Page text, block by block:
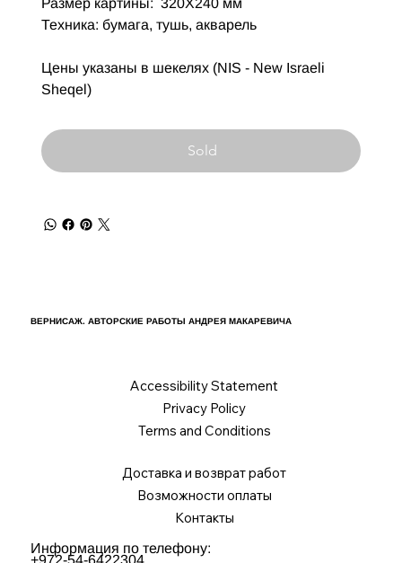
Размер картины: 320X240 мм
Техника: бумага, тушь, акварель
Цены указаны в шекелях (NIS - New Israeli
Sheqel)
Sold
ВЕРНИСАЖ. АВТОРСКИЕ РАБОТЫ АНДРЕЯ МАКАРЕВИЧА
Accessibility Statement
Privacy Policy
Terms and Conditions
Доставка и возврат работ
Возможности оплаты
Контакты
Информация по телефону:
+972-54-6422304